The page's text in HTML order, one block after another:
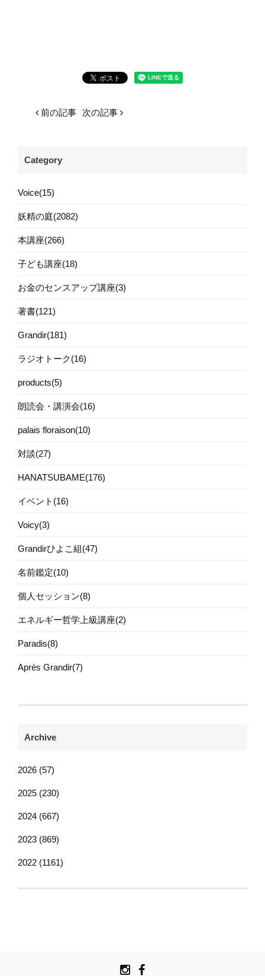
前の記事 次の記事
Category
Voice(15)
妖精の庭(2082)
本講座(266)
子ども講座(18)
お金のセンスアップ講座(3)
著書(121)
Grandir(181)
ラジオトーク(16)
products(5)
朗読会・講演会(16)
palais floraison(10)
対談(27)
HANATSUBAME(176)
イベント(16)
Voicy(3)
Grandirひよこ組(47)
名前鑑定(10)
個人セッション(8)
エネルギー哲学上級講座(2)
Paradis(8)
Après Grandir(7)
Archive
2026 (57)
2025 (230)
2024 (667)
2023 (869)
2022 (1161)